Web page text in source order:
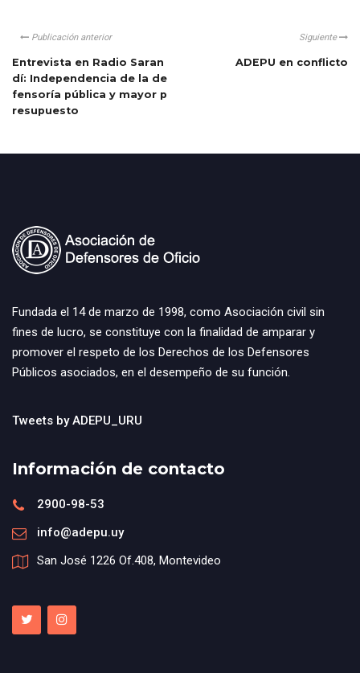
Publicación anterior
Entrevista en Radio Saran
dí: Independencia de la de
fensoría pública y mayor p
resupuesto
Siguiente
ADEPU en conflicto
Fundada el 14 de marzo de 1998, como Asociación civil sin
fines de lucro, se constituye con la finalidad de amparar y
promover el respeto de los Derechos de los Defensores
Públicos asociados, en el desempeño de su función.
Tweets by ADEPU_URU
Información de contacto
2900-98-53
info@adepu.uy
San José 1226 Of.408, Montevideo